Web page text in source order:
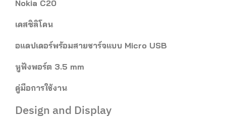
Nokia C20
เคสซิลิโคน
อแดปเดอร์พร้อมสายชาร์จแบบ Micro USB
หูฟังพอร์ต 3.5 mm
คู่มือการใช้งาน
Design and Display